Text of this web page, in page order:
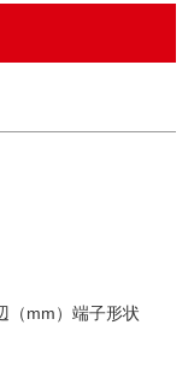
（mm）端子形状